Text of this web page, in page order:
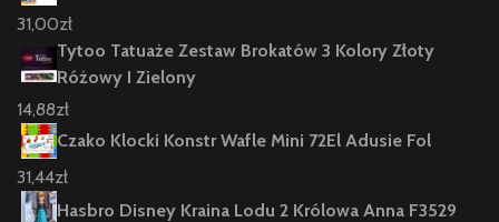
31,00zł
Tytoo Tatuaże Zestaw Brokatów 3 Kolory Złoty
Różowy I Zielony
14,88zł
Czako Klocki Konstr Wafle Mini 72El Adusie Fol
31,44zł
Hasbro Disney Kraina Lodu 2 Królowa Anna F3529